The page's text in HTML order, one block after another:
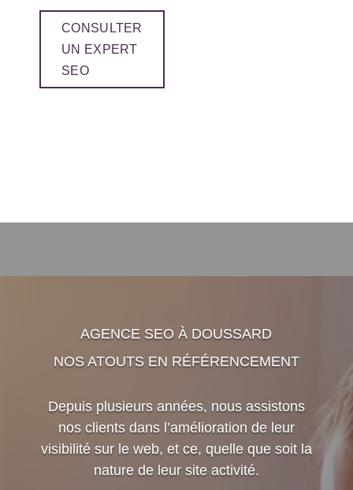
CONSULTER
UN EXPERT
SEO
AGENCE SEO À DOUSSARD
NOS ATOUTS EN RÉFÉRENCEMENT
Depuis plusieurs années, nous assistons
nos clients dans l’amélioration de leur
visibilité sur le web, et ce, quelle que soit la
nature de leur site activité.